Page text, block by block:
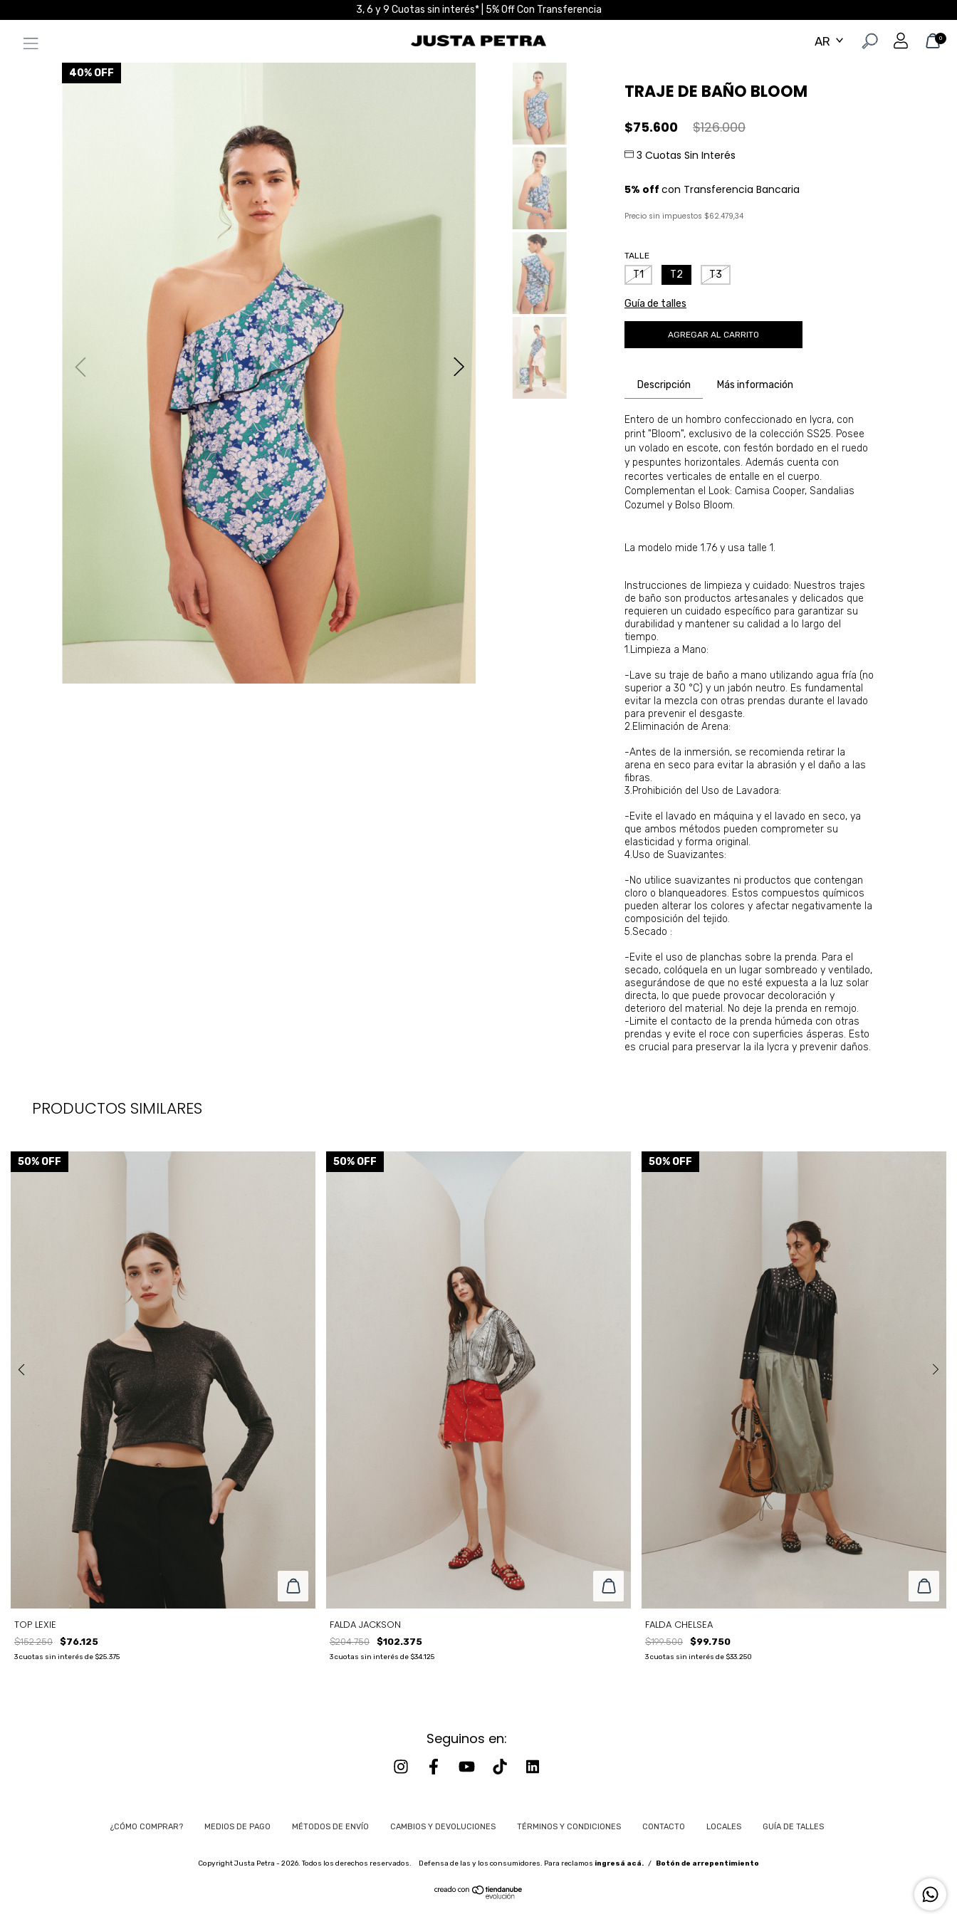
3, 6 y 9 Cuotas sin interés* | 5% Off Con Transferencia
0
40% OFF
TRAJE DE BAÑO BLOOM
$75.600 $126.000
Precio sin impuestos $62.479,34
TALLE
T1 T2 T3
Guía de talles
Descripción Más información
Entero de un hombro confeccionado en lycra, con
print "Bloom", exclusivo de la colección SS25. Posee
un volado en escote, con festón bordado en el ruedo
y pespuntes horizontales. Además cuenta con
recortes verticales de entalle en el cuerpo.
Complementan el Look: Camisa Cooper, Sandalias
Cozumel y Bolso Bloom.
La modelo mide 1.76 y usa talle 1.
Instrucciones de limpieza y cuidado: Nuestros trajes
de baño son productos artesanales y delicados que
requieren un cuidado específico para garantizar su
durabilidad y mantener su calidad a lo largo del
tiempo.
1.Limpieza a Mano:
-Lave su traje de baño a mano utilizando agua fría (no
superior a 30 °C) y un jabón neutro. Es fundamental
evitar la mezcla con otras prendas durante el lavado
para prevenir el desgaste.
2.Eliminación de Arena:
-Antes de la inmersión, se recomienda retirar la
arena en seco para evitar la abrasión y el daño a las
fibras.
3.Prohibición del Uso de Lavadora:
-Evite el lavado en máquina y el lavado en seco, ya
que ambos métodos pueden comprometer su
elasticidad y forma original.
4.Uso de Suavizantes:
-No utilice suavizantes ni productos que contengan
cloro o blanqueadores. Estos compuestos químicos
pueden alterar los colores y afectar negativamente la
composición del tejido.
5.Secado :
-Evite el uso de planchas sobre la prenda. Para el
secado, colóquela en un lugar sombreado y ventilado,
asegurándose de que no esté expuesta a la luz solar
directa, lo que puede provocar decoloración y
deterioro del material. No deje la prenda en remojo.
-Limite el contacto de la prenda húmeda con otras
prendas y evite el roce con superficies ásperas. Esto
es crucial para preservar la ila lycra y prevenir daños.
PRODUCTOS SIMILARES
50% OFF
TOP LEXIE
$152.250 $76.125
3cuotas sin interés de $25.375
50% OFF
TALLE
FALDA JACKSON
$204.750 $102.375
3cuotas sin interés de $34.125
50% OFF
FALDA CHELSEA
$199.500 $99.750
3cuotas sin interés de $33.250
Seguinos en:
¿CÓMO COMPRAR? MEDIOS DE PAGO MÉTODOS DE ENVÍO CAMBIOS Y DEVOLUCIONES TÉRMINOS Y CONDICIONES CONTACTO LOCALES GUÍA DE TALLES
Copyright Justa Petra - 2026. Todos los derechos reservados. Defensa de las y los consumidores. Para reclamos ingresá acá. / Botón de arrepentimiento